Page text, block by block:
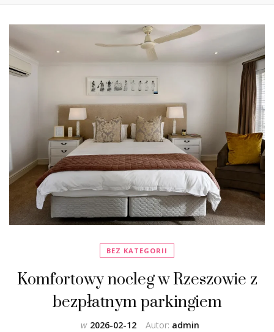
BEZ KATEGORII
Komfortowy nocleg w Rzeszowie z
bezpłatnym parkingiem
Autor: admin
w 2026-02-12